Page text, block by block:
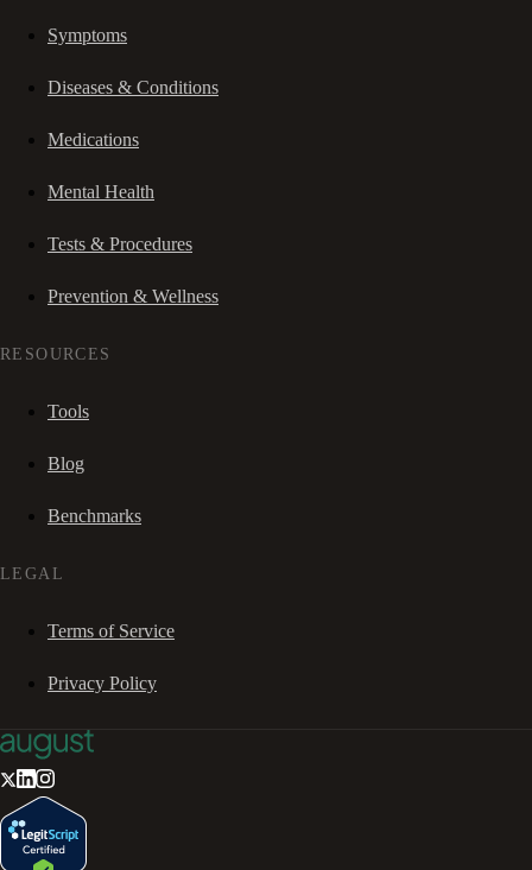
Symptoms
Diseases & Conditions
Medications
Mental Health
Tests & Procedures
Prevention & Wellness
RESOURCES
Tools
Blog
Benchmarks
LEGAL
Terms of Service
Privacy Policy